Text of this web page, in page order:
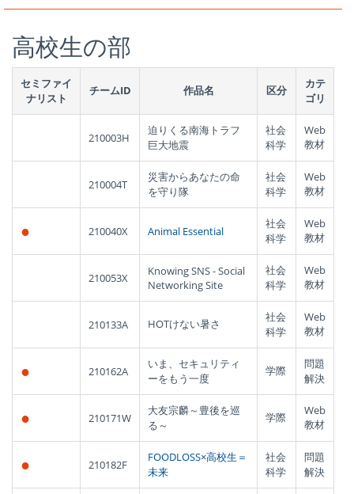
高校生の部
セミファイ
ナリスト
チームID 作品名 区分
カテ
ゴリ
210003H
迫りくる南海トラフ
巨大地震
社会
科学
Web
教材
210004T
災害からあなたの命
を守り隊
社会
科学
Web
教材
● 210040X Animal Essential
社会
科学
Web
教材
210053X
Knowing SNS - Social
Networking Site
社会
科学
Web
教材
210133A HOTけない暑さ
社会
科学
Web
教材
● 210162A
いま、セキュリティ
ーをもう一度
学際
問題
解決
● 210171W
大友宗麟～豊後を巡
る～
学際
Web
教材
● 210182F
FOODLOSS×高校生＝
未来
社会
科学
問題
解決